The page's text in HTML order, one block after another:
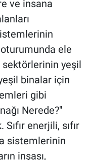
ve insana
ele
sektörlerinin yeşil
binalar için
gibi
Nerede?"
enerjili, sıfır
sistemlerinin
inşası,